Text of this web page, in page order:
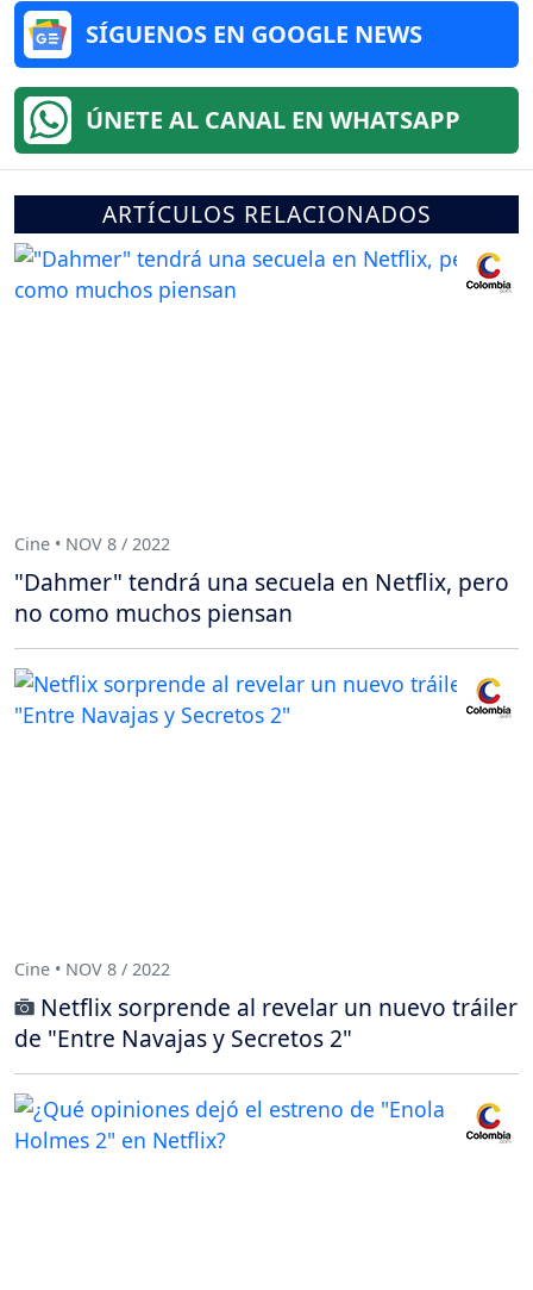
SÍGUENOS EN GOOGLE NEWS
ÚNETE AL CANAL EN WHATSAPP
ARTÍCULOS RELACIONADOS
Cine • NOV 8 / 2022
"Dahmer" tendrá una secuela en Netflix, pero
no como muchos piensan
Cine • NOV 8 / 2022
Netflix sorprende al revelar un nuevo tráiler
de "Entre Navajas y Secretos 2"